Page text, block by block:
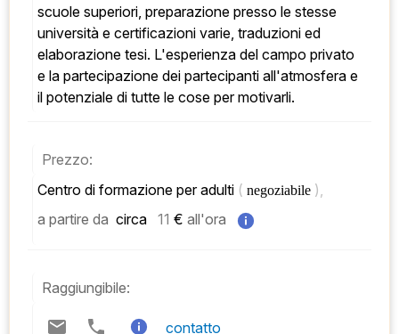
scuole superiori, preparazione presso le stesse
università e certificazioni varie, traduzioni ed
elaborazione tesi. L'esperienza del campo privato
e la partecipazione dei partecipanti all'atmosfera e
il potenziale di tutte le cose per motivarli.
Prezzo:
Centro di formazione per adulti ( negoziabile ),
a partire da circa 11 € all'ora
Raggiungibile:
contatto